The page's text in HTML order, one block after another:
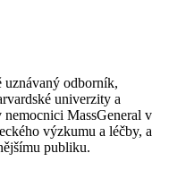
uznávaný odborník,
univerzity a
MassGeneral v
výzkumu a léčby, a
publiku.